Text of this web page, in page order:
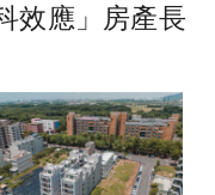
效應」房產長